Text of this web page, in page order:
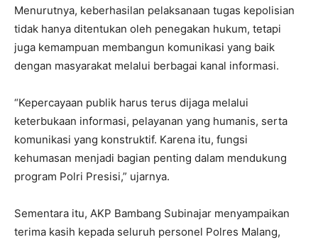
Menurutnya, keberhasilan pelaksanaan tugas kepolisian
tidak hanya ditentukan oleh penegakan hukum, tetapi
juga kemampuan membangun komunikasi yang baik
dengan masyarakat melalui berbagai kanal informasi.
“Kepercayaan publik harus terus dijaga melalui
keterbukaan informasi, pelayanan yang humanis, serta
komunikasi yang konstruktif. Karena itu, fungsi
kehumasan menjadi bagian penting dalam mendukung
program Polri Presisi,” ujarnya.
Sementara itu, AKP Bambang Subinajar menyampaikan
terima kasih kepada seluruh personel Polres Malang,